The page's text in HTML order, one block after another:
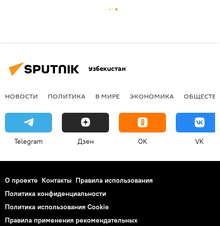
Узбекистан
НОВОСТИ ПОЛИТИКА В МИРЕ ЭКОНОМИКА
Telegram Дзен OK VK
О проекте Контакты Правила использования
Политика конфиденциальности
Политика использования Cookie
Правила применения рекомендательных